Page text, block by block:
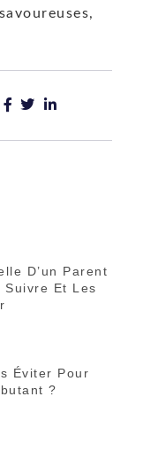
D’un Parent
Suivre Et Les
Éviter Pour
?